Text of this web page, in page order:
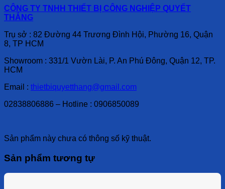
CÔNG TY TNHH THIẾT BỊ CÔNG NGHIỆP QUYẾT
THẮNG
Trụ sở : 82 Đường 44 Trương Đình Hội, Phường 16, Quận
8, TP HCM
Showroom : 331/1 Vườn Lài, P. An Phú Đông, Quận 12, TP.
HCM
Email : thietbiquyetthang@gmail.com
02838806886 – Hotline : 0906850089
Sản phẩm này chưa có thông số kỹ thuật.
Sản phẩm tương tự